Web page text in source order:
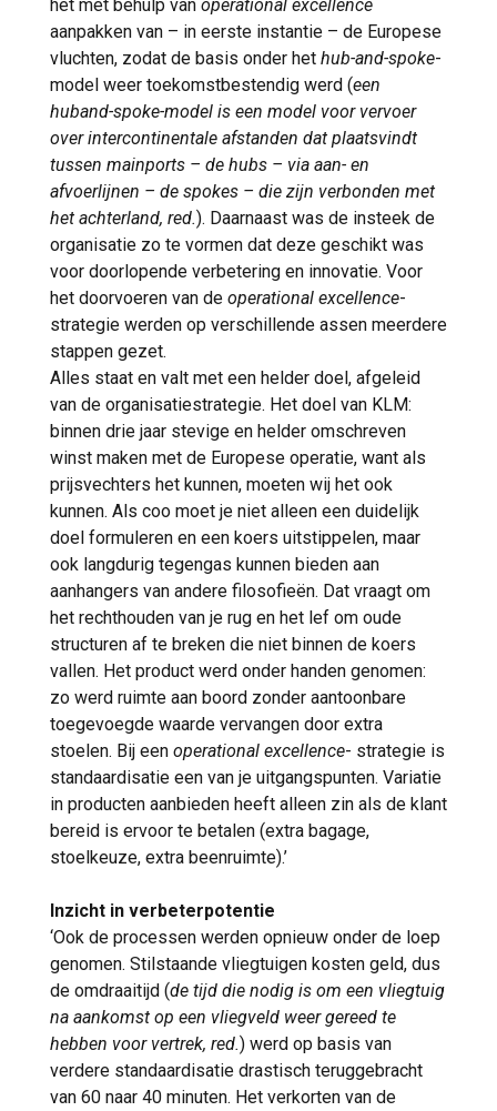
het met behulp van operational excellence
aanpakken van – in eerste instantie – de Europese
vluchten, zodat de basis onder het hub-and-spoke-
model weer toekomstbestendig werd (een
huband-spoke-model is een model voor vervoer
over intercontinentale afstanden dat plaatsvindt
tussen mainports – de hubs – via aan- en
afvoerlijnen – de spokes – die zijn verbonden met
het achterland, red.). Daarnaast was de insteek de
organisatie zo te vormen dat deze geschikt was
voor doorlopende verbetering en innovatie. Voor
het doorvoeren van de operational excellence-
strategie werden op verschillende assen meerdere
stappen gezet.
Alles staat en valt met een helder doel, afgeleid
van de organisatiestrategie. Het doel van KLM:
binnen drie jaar stevige en helder omschreven
winst maken met de Europese operatie, want als
prijsvechters het kunnen, moeten wij het ook
kunnen. Als coo moet je niet alleen een duidelijk
doel formuleren en een koers uitstippelen, maar
ook langdurig tegengas kunnen bieden aan
aanhangers van andere filosofieën. Dat vraagt om
het rechthouden van je rug en het lef om oude
structuren af te breken die niet binnen de koers
vallen. Het product werd onder handen genomen:
zo werd ruimte aan boord zonder aantoonbare
toegevoegde waarde vervangen door extra
stoelen. Bij een operational excellence- strategie is
standaardisatie een van je uitgangspunten. Variatie
in producten aanbieden heeft alleen zin als de klant
bereid is ervoor te betalen (extra bagage,
stoelkeuze, extra beenruimte).’
Inzicht in verbeterpotentie
‘Ook de processen werden opnieuw onder de loep
genomen. Stilstaande vliegtuigen kosten geld, dus
de omdraaitijd (de tijd die nodig is om een vliegtuig
na aankomst op een vliegveld weer gereed te
hebben voor vertrek, red.) werd op basis van
verdere standaardisatie drastisch teruggebracht
van 60 naar 40 minuten. Het verkorten van de